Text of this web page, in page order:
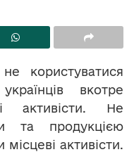
користуватися
вкотре
активісти. Не
та продукцією
активісти.